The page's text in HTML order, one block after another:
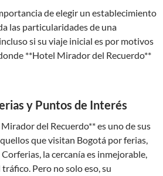
de elegir un establecimiento
las particularidades de una
si su viaje inicial es por motivos
**Hotel Mirador del Recuerdo**
y Puntos de Interés
del Recuerdo** es uno de sus
que visitan Bogotá por ferias,
la cercanía es inmejorable,
Pero no solo eso, su